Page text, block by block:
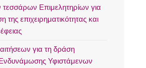
τεσσάρων Επιμελητηρίων για
της επιχειρηματικότητας και
για τη δράση
Υφιστάμενων